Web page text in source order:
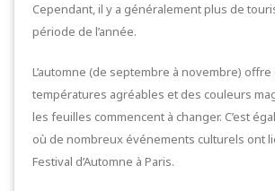
Cependant, il y a généralement plus de
période de l’année.
L’automne (de septembre à novembre) offre
températures agréables et des couleurs
les feuilles commencent à changer. C’est
où de nombreux événements culturels ont
Festival d’Automne à Paris.